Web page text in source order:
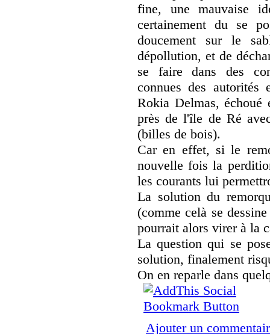
fine, une mauvaise
certainement du se
doucement sur le
dépollution, et de
se faire dans des
connues des autorités
Rokia Delmas, échoué
près de l'île de Ré
(billes de bois).
Car en effet, si le
nouvelle fois la
les courants lui
La solution du
(comme celà se
pourrait alors virer à la
La question qui se
solution, finalement
On en reparle dans
Ajouter un